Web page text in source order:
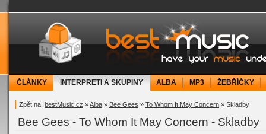
bestMusic.cz - Have your music under
ČLÁNKY INTERPRETI A SKUPINY ALBA MP3 ŽEBŘÍČKY
Zpět na: bestMusic.cz »Alba » Bee Gees » To Whom It May Concern » Skladby
Bee Gees - To Whom It May Concern - Skladby